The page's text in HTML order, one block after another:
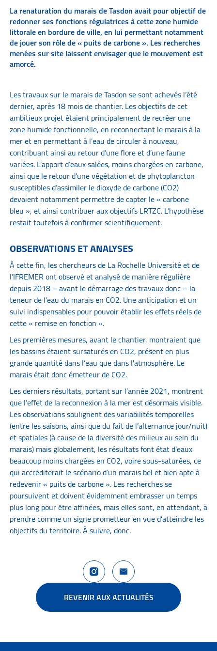
La renaturation du marais de Tasdon avait pour objectif de
redonner ses fonctions régulatrices à cette zone humide
littorale en bordure de ville, en lui permettant notamment
de jouer son rôle de « puits de carbone ». Les recherches
menées sur site laissent envisager que le mouvement est
amorcé.
Les travaux sur le marais de Tasdon se sont achevés l’été
dernier, après 18 mois de chantier. Les objectifs de cet
ambitieux projet étaient principalement de recréer une
zone humide fonctionnelle, en reconnectant le marais à la
mer et en permettant à l’eau de circuler à nouveau,
contribuant ainsi au retour d’une flore et d’une faune
variées. L’apport d’eaux salées, moins chargées en carbone,
ainsi que le retour d’une végétation et de phytoplancton
susceptibles d’assimiler le dioxyde de carbone (CO2)
devaient notamment permettre de capter le « carbone
bleu », et ainsi contribuer aux objectifs LRTZC. L’hypothèse
restait toutefois à confirmer scientifiquement.
OBSERVATIONS ET ANALYSES
À cette fin, les chercheurs de La Rochelle Université et de
l’IFREMER ont observé et analysé de manière régulière
depuis 2018 – avant le démarrage des travaux donc – la
teneur de l’eau du marais en CO2. Une anticipation et un
suivi indispensables pour pouvoir établir les effets réels de
cette « remise en fonction ».
Les premières mesures, avant le chantier, montraient que
les bassins étaient sursaturés en CO2, présent en plus
grande quantité dans l’eau que dans l'atmosphère. Le
marais était donc émetteur de CO2.
Les derniers résultats, portant sur l’année 2021, montrent
que l’effet de la reconnexion à la mer est désormais visible.
Les observations soulignent des variabilités temporelles
(entre les saisons, ainsi que du fait de l’alternance jour/nuit)
et spatiales (à cause de la diversité des milieux au sein du
marais) mais globalement, les résultats font état d’eaux
beaucoup moins chargées en CO2, voire sous-saturées, ce
qui accréditerait le scénario d’un marais bel et bien apte à
redevenir « puits de carbone ». Les recherches se
poursuivent et doivent évidemment embrasser un temps
plus long pour être affinées, mais elles sont, en attendant, à
prendre comme un signe prometteur en vue d’atteindre les
objectifs du territoire. À suivre, donc.
Compte Instagram La Rochelle
Nous contacter
REVENIR AUX ACTUALITÉS